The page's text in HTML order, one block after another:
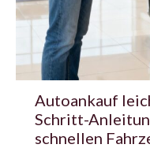
Autoankauf
Schritt-
schnellen